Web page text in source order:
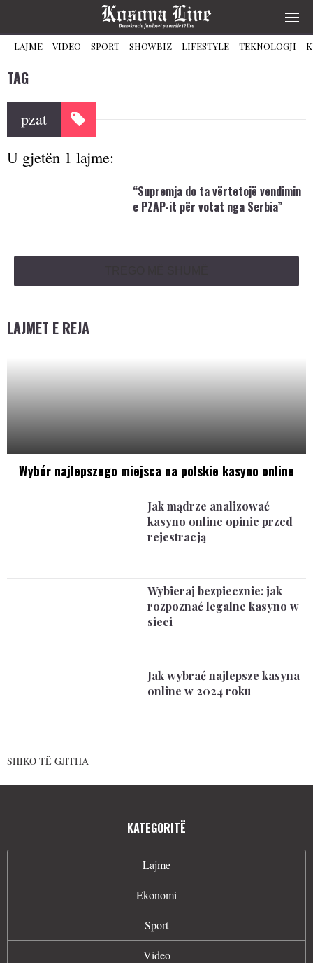
LAJME VIDEO SPORT SHOWBIZ LIFESTYLE TEKNOLOGJI
TAG
pzat
U gjetën 1 lajme:
“Supremja do ta vërtetojë vendimin
e PZAP-it për votat nga Serbia”
LAJMET E REJA
Wybór najlepszego miejsca na polskie kasyno online
Jak mądrze analizować
kasyno online opinie przed
rejestracją
Wybieraj bezpiecznie: jak
rozpoznać legalne kasyno w
sieci
Jak wybrać najlepsze kasyna
online w 2024 roku
SHIKO TË GJITHA
KATEGORITË
Lajme
Ekonomi
Sport
Video